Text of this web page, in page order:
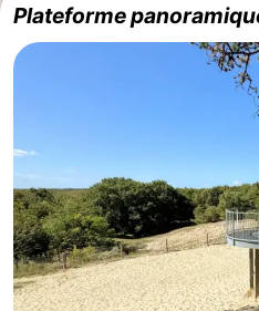
des
Boire
manger
Pratiques
Forum
Route
-
Plateforme